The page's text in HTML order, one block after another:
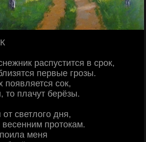
распустится в срок,
первые грозы.
появляется сок,
то плачут берёзы.
от светлого дня,
протокам.
меня